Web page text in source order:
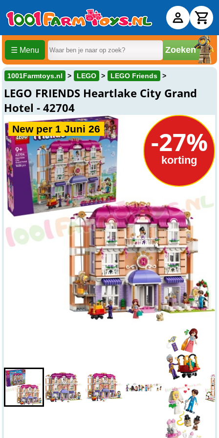
☰ Menu Zoeken
1001Farmtoys.nl LEGO LEGO Friends
LEGO FRIENDS Heartlake City Grand
Hotel - 42704
New per 1 Juni 26 -27%
korting